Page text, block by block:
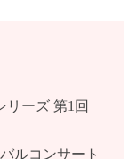
リーズ 第1回
ルコンサート